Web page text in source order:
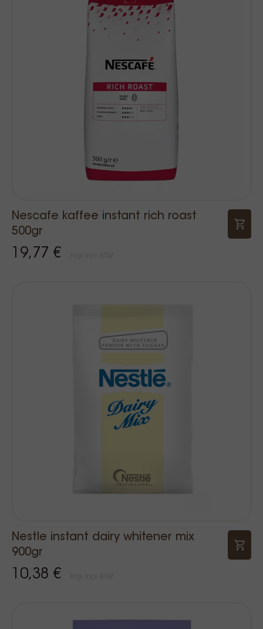
Nescafe kaffee instant rich roast
500gr
19,77 €
Nestle instant dairy whitener mix
900gr
10,38 €